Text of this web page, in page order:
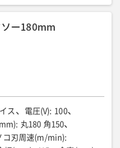
ー180mm
ス 電圧(V): 100
: 丸180 角150
コ刃周速(m/min):